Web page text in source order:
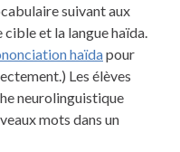
suivant aux
et la langue haïda.
haïdapour
Les élèves
neurolinguistique
mots dans un